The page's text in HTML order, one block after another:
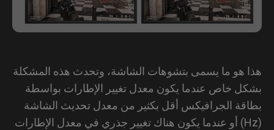
هو ما يسمى بتشوهات الشاشة، وتحدث هذه المشكلة
خاص عندما يكون معدل تغيير الإطارات بواسطة
الجرافيكس أقل بكثير من معدل تحديث الشاشة
(Hz) أو عندما يكون هناك تغيير جذري في معدل الإطارات